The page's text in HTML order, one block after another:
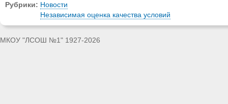
Рубрики: Новости
Независимая оценка качества условий
МКОУ "ЛСОШ №1" 1927-2026